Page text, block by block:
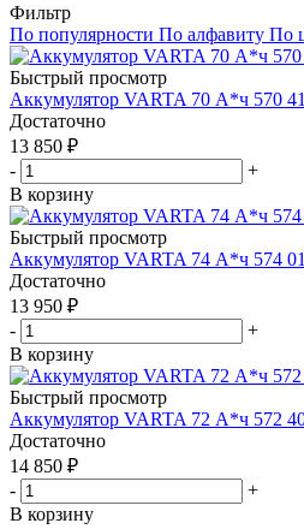
Фильтр
По популярности По алфавиту По
Быстрый просмотр
Аккумулятор VARTA 70 А*ч 570
Достаточно
13 850 ₽
-
+
В корзину
Быстрый просмотр
Аккумулятор VARTA 74 А*ч 574
Достаточно
13 950 ₽
-
+
В корзину
Быстрый просмотр
Аккумулятор VARTA 72 А*ч 572
Достаточно
14 850 ₽
-
+
В корзину